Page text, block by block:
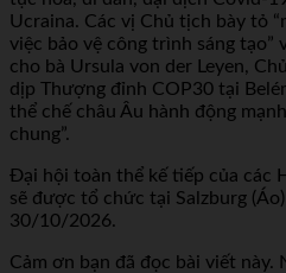
Ucraina. Các vị Chủ tịch bày tỏ
việc bảo vệ công trình sáng
cho bà Ursula von der Leyen,
dịp Thượng đỉnh COP30 tại
thể chế châu Âu hành động
chung”.
Đại hội toàn thể kế tiếp của các
sẽ được tổ chức tại Salzburg
30/10/2026.
Cảm ơn bạn đã đọc bài viết này.